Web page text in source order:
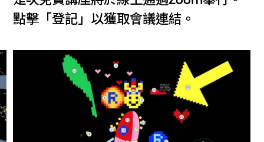
點擊「登記」以獲取會議連結。